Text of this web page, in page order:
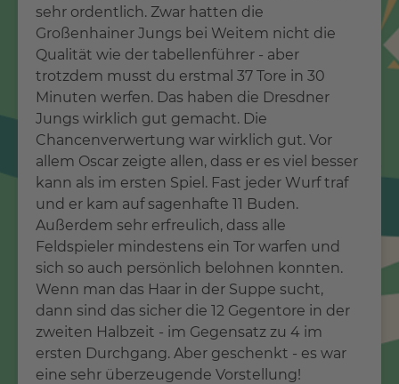
sehr ordentlich. Zwar hatten die
Großenhainer Jungs bei Weitem nicht die
Qualität wie der tabellenführer - aber
trotzdem musst du erstmal 37 Tore in 30
Minuten werfen. Das haben die Dresdner
Jungs wirklich gut gemacht. Die
Chancenverwertung war wirklich gut. Vor
allem Oscar zeigte allen, dass er es viel besser
kann als im ersten Spiel. Fast jeder Wurf traf
und er kam auf sagenhafte 11 Buden.
Außerdem sehr erfreulich, dass alle
Feldspieler mindestens ein Tor warfen und
sich so auch persönlich belohnen konnten.
Wenn man das Haar in der Suppe sucht,
dann sind das sicher die 12 Gegentore in der
zweiten Halbzeit - im Gegensatz zu 4 im
ersten Durchgang. Aber geschenkt - es war
eine sehr überzeugende Vorstellung!